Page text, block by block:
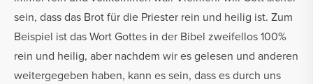
sein, dass das Brot für die Priester rein und heilig ist. Zum
Beispiel ist das Wort Gottes in der Bibel zweifellos 100%
rein und heilig, aber nachdem wir es gelesen und anderen
weitergegeben haben, kann es sein, dass es durch uns